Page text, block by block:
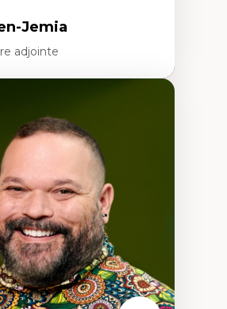
Jemia
adjointe
sur la ville et représentations
formes et usages au Canada
et représentations des
immigrantes dans l'espace
et urbain
et patrimonialisation
et décolonisation des